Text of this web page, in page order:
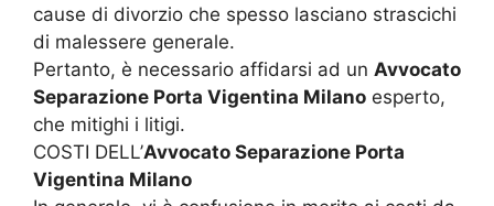
cause di divorzio che spesso lasciano strascichi
di malessere generale.
Pertanto, è necessario affidarsi ad un Avvocato
Separazione Porta Vigentina Milano esperto,
che mitighi i litigi.
COSTI DELL’Avvocato Separazione Porta
Vigentina Milano